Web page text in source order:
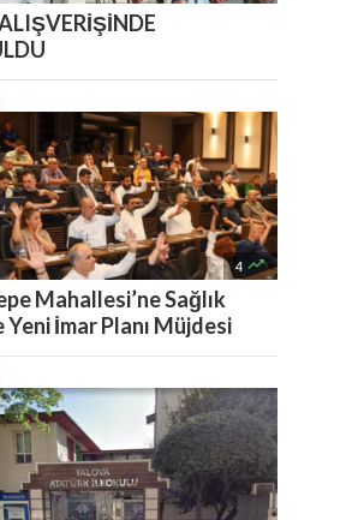
4 
Mahallesi’ne Sağlık
Yeni İmar Planı Müjdesi